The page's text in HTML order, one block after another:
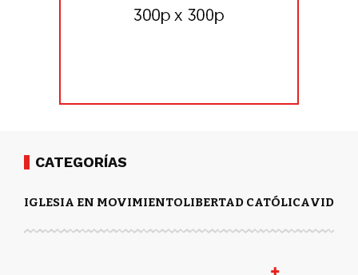
CATEGORÍAS
IGLESIA EN MOVIMIENTOLIBERTAD CATÓLICAVIDA